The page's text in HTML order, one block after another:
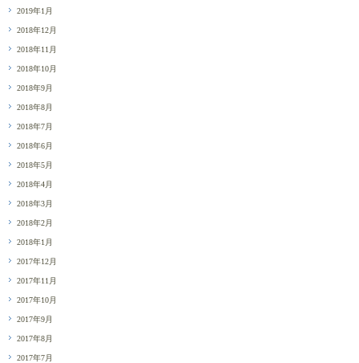
2019年1月
2018年12月
2018年11月
2018年10月
2018年9月
2018年8月
2018年7月
2018年6月
2018年5月
2018年4月
2018年3月
2018年2月
2018年1月
2017年12月
2017年11月
2017年10月
2017年9月
2017年8月
2017年7月